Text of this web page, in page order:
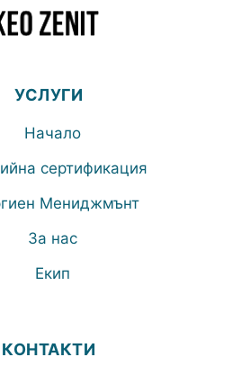
УСЛУГИ
Начало
сертификация
Мениджмънт
За нас
Екип
КОНТАКТИ